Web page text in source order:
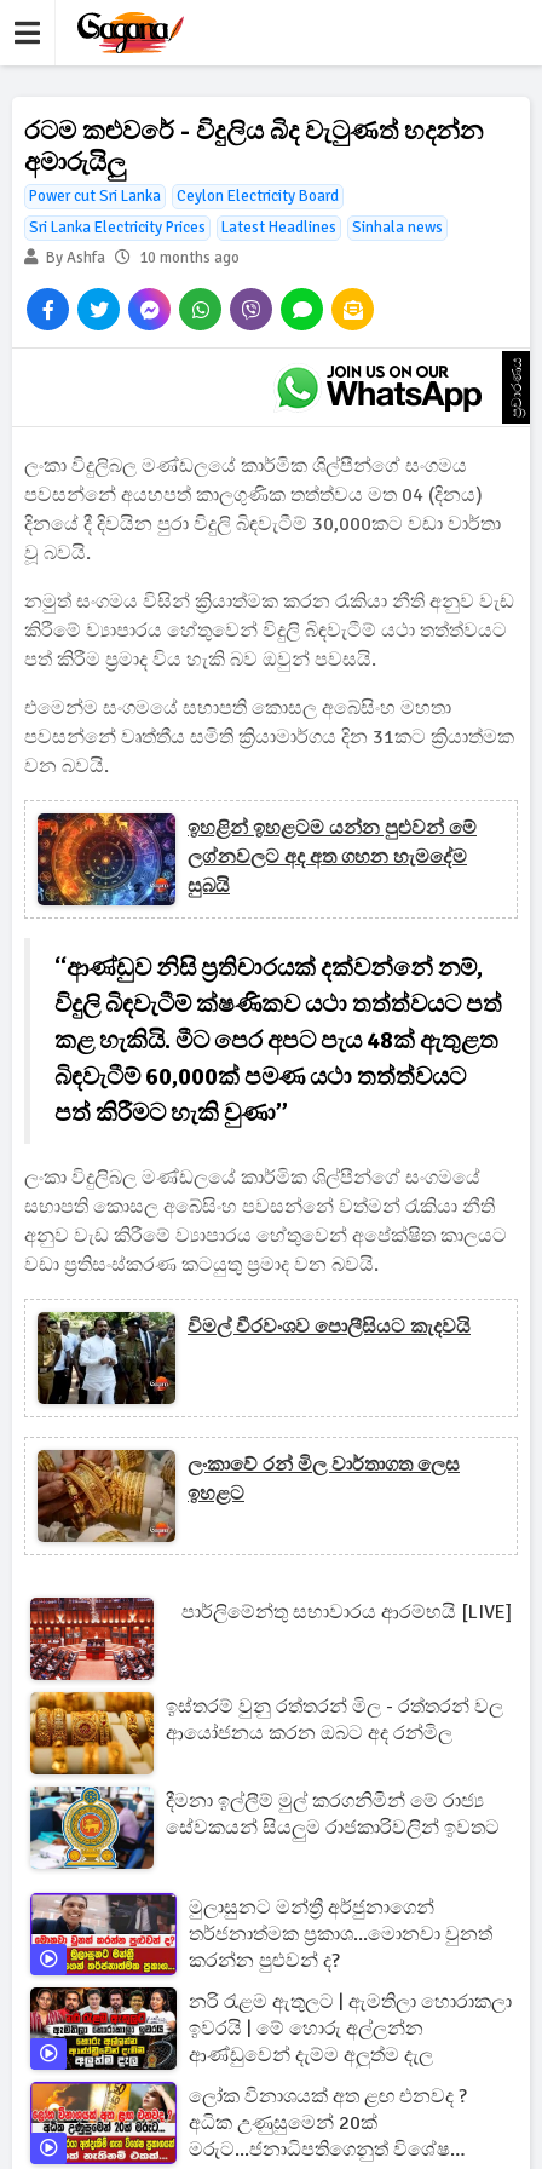
රටම කළුවරේ - විදුලිය බිද වැටුණත් හදන්න
අමාරුයිලු
Power cut Sri Lanka
Ceylon Electricity Board
Sri Lanka Electricity Prices
Latest Headlines
Sinhala news
By Ashfa
10 months ago
ප්‍රචාරණය
ලංකා විදුලිබල මණ්ඩලයේ කාර්මික ශිල්පීන්ගේ සංගමය
පවසන්නේ අයහපත් කාලගුණික තත්ත්වය මත 04 (දිනය)
දිනයේ දී දිවයින පුරා විදුලි බිඳවැටීම් 30,000කට වඩා වාර්තා
වූ බවයි.
නමුත් සංගමය විසින් ක්‍රියාත්මක කරන රැකියා නීති අනුව වැඩ
කිරීමේ ව්‍යාපාරය හේතුවෙන් විදුලි බිඳවැටීම් යථා තත්ත්වයට
පත් කිරීම ප්‍රමාද විය හැකි බව ඔවුන් පවසයි.
එමෙන්ම සංගමයේ සභාපති කොසල අබේසිංහ මහතා
පවසන්නේ වෘත්තීය සමිති ක්‍රියාමාර්ගය දින 31කට ක්‍රියාත්මක
වන බවයි.
ඉහළින් ඉහළටම යන්න පුළුවන් මේ
ලග්නවලට අද අත ගහන හැමදේම
සුබයි
“ආණ්ඩුව නිසි ප්‍රතිචාරයක් දක්වන්නේ නම්,
විදුලි බිඳවැටීම් ක්ෂණිකව යථා තත්ත්වයට පත්
කළ හැකියි. මීට පෙර අපට පැය 48ක් ඇතුළත
බිඳවැටීම් 60,000ක් පමණ යථා තත්ත්වයට
පත් කිරීමට හැකි වුණා”
ලංකා විදුලිබල මණ්ඩලයේ කාර්මික ශිල්පීන්ගේ සංගමයේ
සභාපති කොසල අබේසිංහ පවසන්නේ වත්මන් රැකියා නීති
අනුව වැඩ කිරීමේ ව්‍යාපාරය හේතුවෙන් අපේක්ෂිත කාලයට
වඩා ප්‍රතිසංස්කරණ කටයුතු ප්‍රමාද වන බවයි.
විමල් වීරවංශව පොලීසියට කැදවයි
ලංකාවේ රන් මිල වාර්තාගත ලෙස
ඉහළට
පාර්ලිමේන්තු සභාවාරය ආරම්භයි [LIVE]
ඉස්තරම් වුනු රත්තරන් මිල - රත්තරන් වල
ආයෝජනය කරන ඔබට අද රන්මිල
දීමනා ඉල්ලීම් මුල් කරගනිමින් මේ රාජ්‍ය
සේවකයන් සියලුම රාජකාරිවලින් ඉවතට
මුලාසුනට මන්ත්‍රී අර්ජුනාගෙන්
තර්ජනාත්මක ප්‍රකාශ...මොනවා වුනත්
කරන්න පුළුවන් ද?
නරි රැළම ඇතුලට | ඇමතිලා හොරාකලා
ඉවරයි | මේ හොරු අල්ලන්න
ආණ්ඩුවෙන් දැම්ම අලුත්ම දැල
ලෝක විනාශයක් අත ළඟ එනවද ?
අධික උණුසුමෙන් 20ක්
මරුට...ජනාධිපතිගෙනුත් විශේෂ